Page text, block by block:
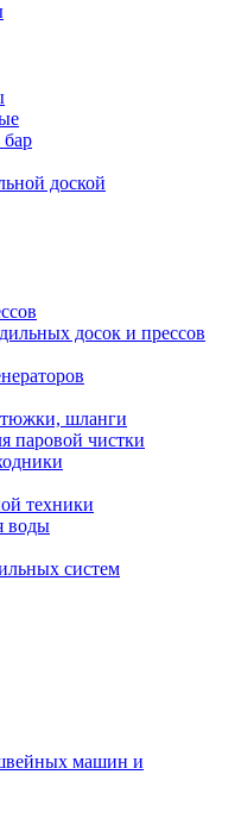
доской
досок и прессов
шланги
паровой чистки
техники
воды
систем
машин и